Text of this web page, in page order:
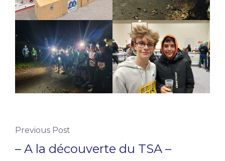
Previous Post
– A la découverte du TSA –